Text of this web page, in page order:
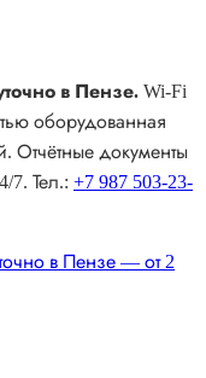
₽.
в Пензе. Wi-Fi
оборудованная
Отчётные документы
7. Тел.: +7 987 503-23-
в Пензе — от 2